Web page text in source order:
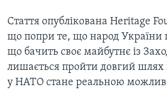
Стаття опублікована Heritage
що попри те, що народ України
що бачить своє майбутнє із
лишається пройти довгий
у НАТО стане реальною